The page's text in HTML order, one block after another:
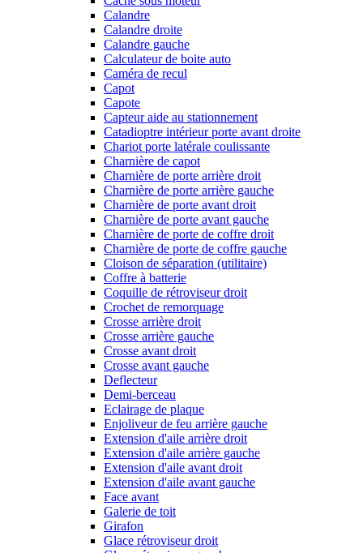
Calandre
Calandre droite
Calandre gauche
Calculateur de boite auto
Caméra de recul
Capot
Capote
Capteur aide au stationnement
Catadioptre intérieur porte avant droite
Chariot porte latérale coulissante
Charnière de capot
Charnière de porte arrière droit
Charnière de porte arrière gauche
Charnière de porte avant droit
Charnière de porte avant gauche
Charnière de porte de coffre droit
Charnière de porte de coffre gauche
Cloison de séparation (utilitaire)
Coffre à batterie
Coquille de rétroviseur droit
Crochet de remorquage
Crosse arrière droit
Crosse arrière gauche
Crosse avant droit
Crosse avant gauche
Deflecteur
Demi-berceau
Eclairage de plaque
Enjoliveur de feu arrière gauche
Extension d'aile arrière droit
Extension d'aile arrière gauche
Extension d'aile avant droit
Extension d'aile avant gauche
Face avant
Galerie de toit
Girafon
Glace rétroviseur droit